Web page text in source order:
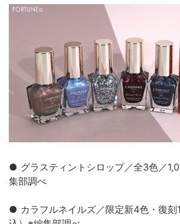
● グラスティントシロップ／全3色／
集部調べ
● カラフルネイルズ／限定新4色・復刻